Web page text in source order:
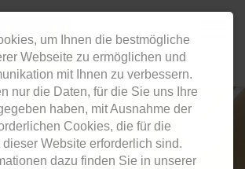
um Ihnen die bestmögliche
Webseite zu ermöglichen und
mit Ihnen zu verbessern.
nur die Daten, für die Sie uns Ihre
haben, mit Ausnahme der
Cookies, die für die
dieser Website erforderlich sind.
dazu finden Sie in unserer